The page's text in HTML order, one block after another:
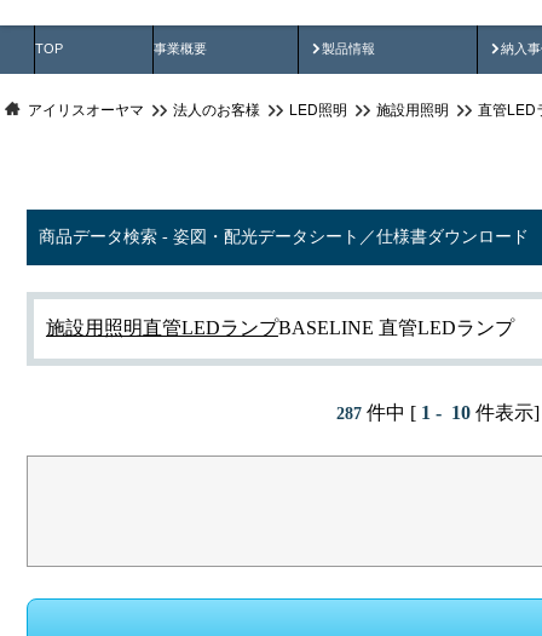
TOP 事業概要 製品情報
製品動画 納入
納
アイリスオーヤマ 法人のお客様 LED照明 施設用照明 直管LED
商品データ検索 - 姿図・配光データシート／仕様書ダウンロード
施設用照明直管LEDランプBASELINE 直管LEDランプ
287件中 [ 1 - 10件表示]